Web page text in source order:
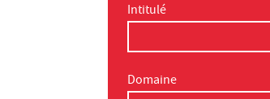
Intitulé
Domaine